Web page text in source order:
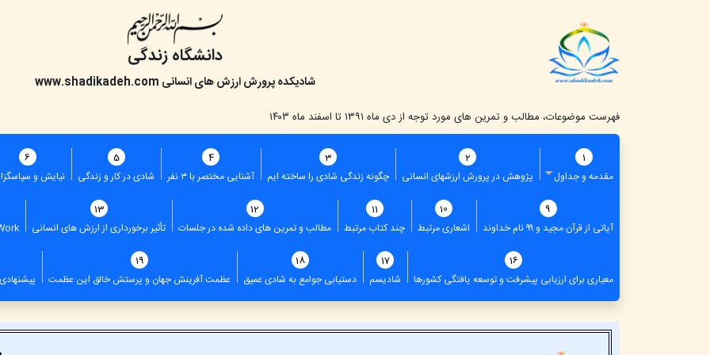
دانشگاه زندگی
شادیکده پرورش ارزش های انسانی www.shadikadeh.com
فهرست موضوعات، مطالب و تمرین های مورد توجه از دی ماه ۱۳۹۱ تا اسفند ماه ۱۴۰۳
1
مقدمه و جداول
2
پژوهش در پرورش ارزشهای انسانی
3
چگونه زندگی شادی را ساخته ایم
4
آشنایی مختصر با ۳ نفر
5
شادی در کار و زندگی
6
نیایش و
9
آیاتی از قرآن مجید و ۹۹ نام خداوند
10
اشعاری مرتبط
11
چند کتاب مرتبط
12
مطالب و تمرین های داده شده در جلسات
13
تأثیر برخورداری از ارزش های انسانی
16
معیاری برای ارزیابی پیشرفت و توسعه یافتگی کشورها
17
شادیسم
18
دستیابی جوامع به شادی عمیق
19
عظمت آفرینش جهان و پرستش خالق این عظمت